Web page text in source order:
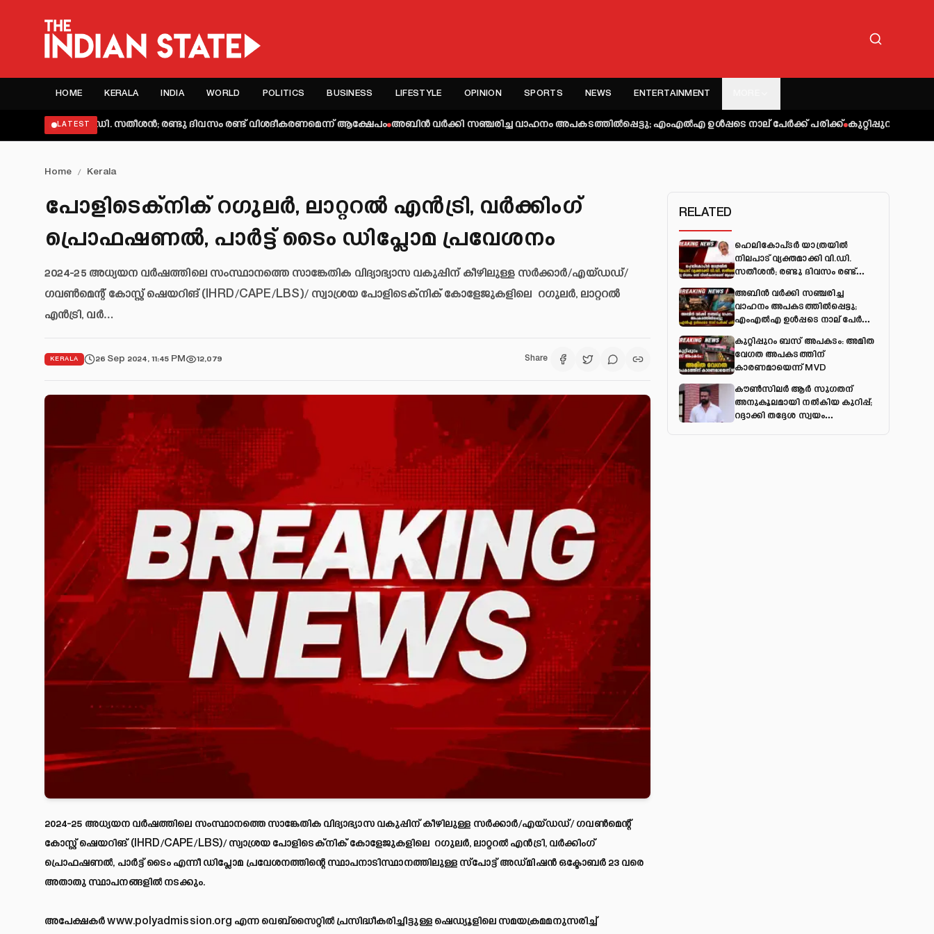
HOME KERALA INDIA WORLD POLITICS BUSINESS LIFESTYLE OPINION SPORTS NEWS ENTERTAINMENT
LATEST
വി.ഡി. സതീശൻ; രണ്ടു ദിവസം രണ്ട് വിശദീകരണമെന്ന് ആക്ഷേപം അബിന്‍ വര്‍ക്കി സഞ്ചരിച്ച വാഹനം അപകടത്തില്‍പ്പെട്ടു; എംഎല്‍എ ഉള്‍പ്പടെ നാല് പേര്‍ക്ക് പരിക്ക് കുറ്റിപ്പുറം ബസ് അപകടം:
Home / Kerala
പോളിടെക്‌നിക് റഗുലർ, ലാറ്ററൽ എൻട്രി, വർക്കിംഗ്
പ്രൊഫഷണൽ, പാർട്ട് ടൈം ഡിപ്ലോമ പ്രവേശനം
2024-25 അധ്യയന വർഷത്തിലെ സംസ്ഥാനത്തെ സാങ്കേതിക വിദ്യാഭ്യാസ വകുപ്പിന് കീഴിലുള്ള സർക്കാർ/എയ്ഡഡ്/
ഗവൺമെന്റ് കോസ്റ്റ് ഷെയറിങ് (IHRD/CAPE/LBS)/ സ്വാശ്രയ പോളിടെക്‌നിക് കോളേജുകളിലെ റഗുലർ, ലാറ്ററൽ
എൻട്രി, വർ…
KERALA 26 Sep 2024, 11:45 PM 12,079 Share
2024-25 അധ്യയന വർഷത്തിലെ സംസ്ഥാനത്തെ സാങ്കേതിക വിദ്യാഭ്യാസ വകുപ്പിന് കീഴിലുള്ള സർക്കാർ/എയ്ഡഡ്/ ഗവൺമെന്റ്
കോസ്റ്റ് ഷെയറിങ് (IHRD/CAPE/LBS)/ സ്വാശ്രയ പോളിടെക്‌നിക് കോളേജുകളിലെ റഗുലർ, ലാറ്ററൽ എൻട്രി, വർക്കിംഗ്
പ്രൊഫഷണൽ, പാർട്ട് ടൈം എന്നീ ഡിപ്ലോമ പ്രവേശനത്തിന്റെ സ്ഥാപനാടിസ്ഥാനത്തിലുള്ള സ്‌പോട്ട് അഡ്മിഷൻ ഒക്ടോബർ 23 വരെ
അതാതു സ്ഥാപനങ്ങളിൽ നടക്കും.
അപേക്ഷകർwww.polyadmission.org എന്ന വെബ്സൈറ്റിൽ പ്രസിദ്ധീകരിച്ചിട്ടുള്ള ഷെഡ്യൂളിലെ സമയക്രമമനുസരിച്ച്
RELATED
ഹെലികോപ്ടർ യാത്രയിൽ
നിലപാട് വ്യക്തമാക്കി വി.ഡി.
സതീശൻ; രണ്ടു ദിവസം രണ്ട്
അബിന്‍ വര്‍ക്കി സഞ്ചരിച്ച
വാഹനം അപകടത്തില്‍പ്പെട്ടു;
എംഎല്‍എ ഉള്‍പ്പടെ നാല് പേര്‍ക്ക്
കുറ്റിപ്പുറം ബസ് അപകടം: അമിത
വേഗത അപകടത്തിന്
കാരണമായെന്ന് MVD
കൗൺസിലർ ആർ സുഗതന്
അനുകൂലമായി നല്‍കിയ കുറിപ്പ്;
റദ്ദാക്കി തദ്ദേശ സ്വയം